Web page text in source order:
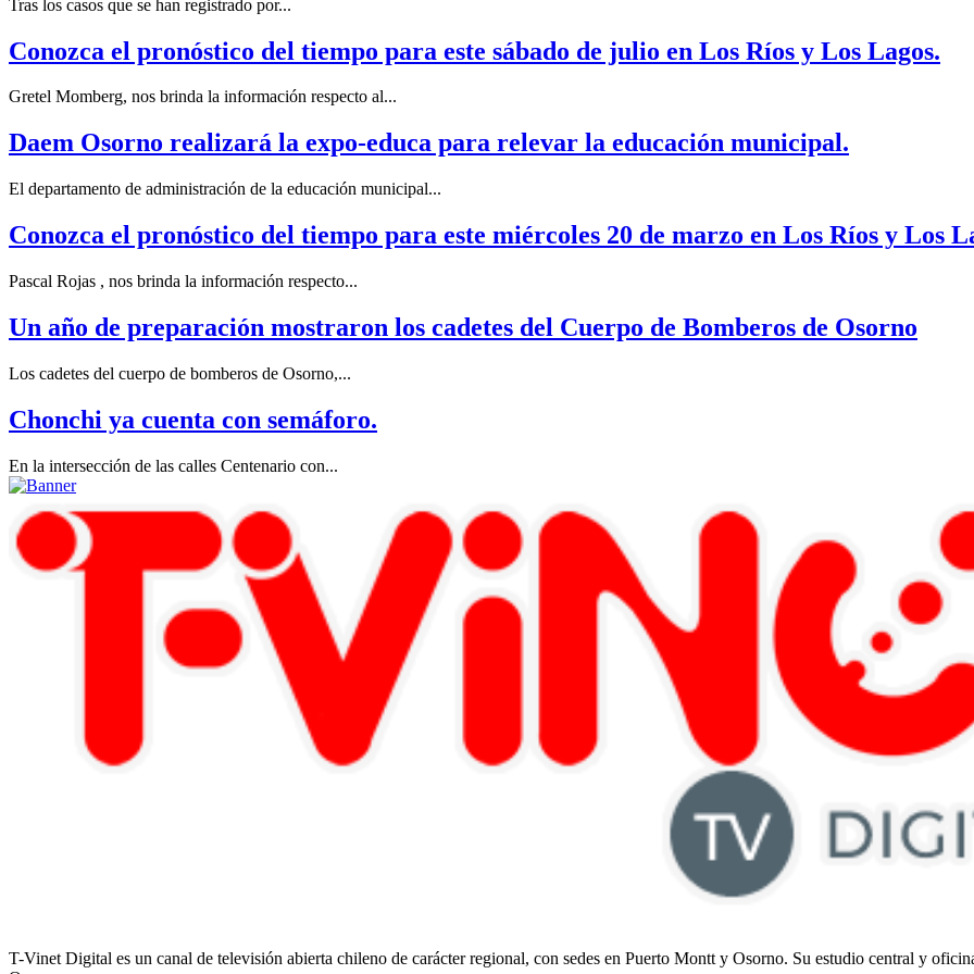
Tras los casos que se han registrado por...
Conozca el pronóstico del tiempo para este sábado de julio en Los Ríos y Los Lagos.
Gretel Momberg, nos brinda la información respecto al...
Daem Osorno realizará la expo-educa para relevar la educación municipal.
El departamento de administración de la educación municipal...
Conozca el pronóstico del tiempo para este miércoles 20 de marzo en Los Ríos y Los
Pascal Rojas , nos brinda la información respecto...
Un año de preparación mostraron los cadetes del Cuerpo de Bomberos de Osorno
Los cadetes del cuerpo de bomberos de Osorno,...
Chonchi ya cuenta con semáforo.
En la intersección de las calles Centenario con...
T-Vinet Digital es un canal de televisión abierta chileno de carácter regional, con sedes en Puerto Montt y Osorno. Su estudio central y